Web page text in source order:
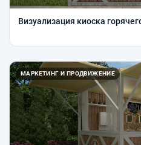
Визуализация киоска
МАРКЕТИНГ И ПРОДВИЖЕНИЕ